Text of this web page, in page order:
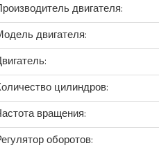
двигателя:
двигателя:
цилиндров:
вращения:
оборотов: